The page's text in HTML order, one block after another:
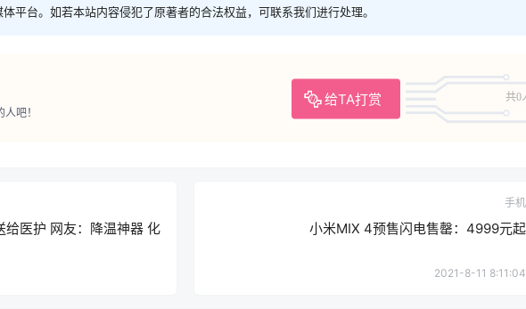
平台。如若本站内容侵犯了原著者的合法权益，可联系我们进行处理。
给TA打赏 共0
吧！
给医护 网友：降温神器 化
手机
小米MIX 4预售闪电售罄：4999元起
2021-8-11 8:11:04